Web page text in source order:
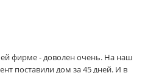
фирме - доволен очень. На наш
поставили дом за 45 дней. И в